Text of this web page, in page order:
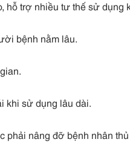
hỗ trợ nhiều tư thế sử dụng
bệnh nằm lâu.
khi sử dụng lâu dài.
phải nâng đỡ bệnh nhân